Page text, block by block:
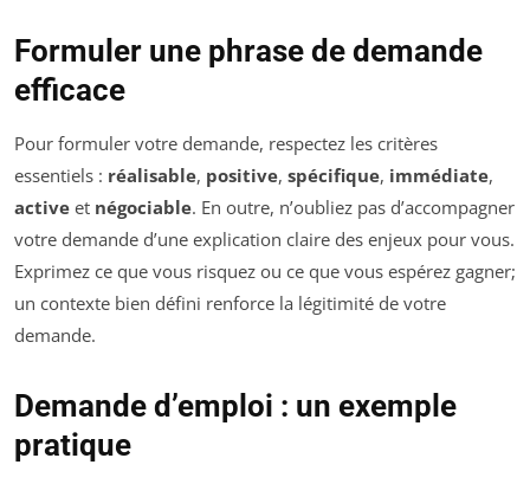
Formuler une phrase de demande
efficace
Pour formuler votre demande, respectez les critères
essentiels : réalisable, positive, spécifique, immédiate,
active et négociable. En outre, n’oubliez pas d’accompagner
votre demande d’une explication claire des enjeux pour vous.
Exprimez ce que vous risquez ou ce que vous espérez gagner;
un contexte bien défini renforce la légitimité de votre
demande.
Demande d’emploi : un exemple
pratique